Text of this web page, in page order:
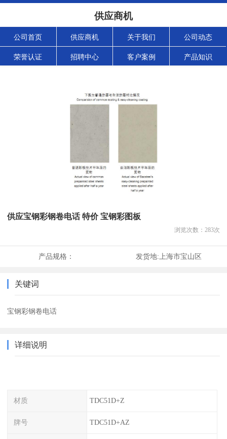
供应商机
公司首页 供应商机 关于我们 公司动态
荣誉认证 招聘中心 客户案例 产品知识
供应宝钢彩钢卷电话 特价 宝钢彩图板
浏览次数： 283次
产品规格： 发货地: 上海市宝山区
关键词
宝钢彩钢卷电话
详细说明
材质 TDC51D+Z
牌号 TDC51D+AZ